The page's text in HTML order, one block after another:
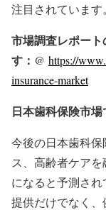
注目されています。
市場調査レポー
す：@ https://
insurance-market
日本歯科保険市
今後の日本歯科
ス、高齢者ケア
になると予測さ
提供だけでなく